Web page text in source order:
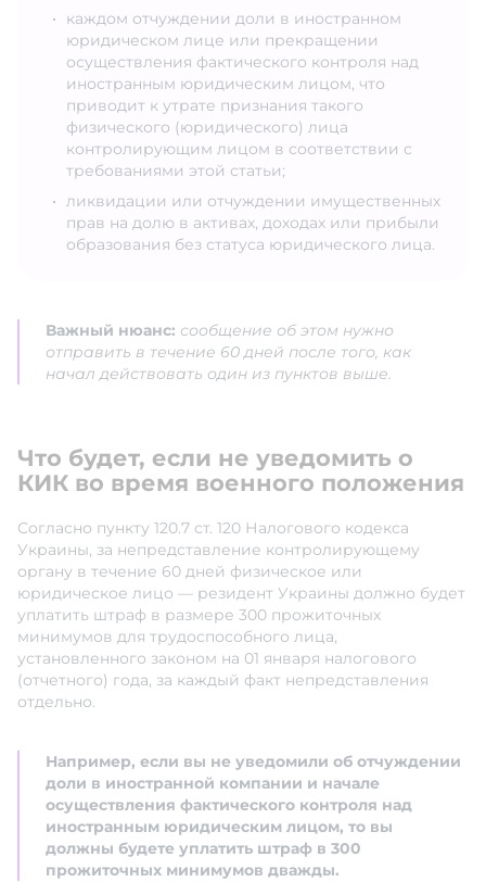
каждом отчуждении доли в иностранном
юридическом лице или прекращении
осуществления фактического контроля над
иностранным юридическим лицом, что
приводит к утрате признания такого
физического (юридического) лица
контролирующим лицом в соответствии с
требованиями этой статьи;
ликвидации или отчуждении имущественных
прав на долю в активах, доходах или прибыли
образования без статуса юридического лица.
Важный нюанс: сообщение об этом нужно
отправить в течение 60 дней после того, как
начал действовать один из пунктов выше.
Что будет, если не уведомить о
КИК во время военного положения
Согласно пункту 120.7 ст. 120 Налогового кодекса
Украины, за непредставление контролирующему
органу в течение 60 дней физическое или
юридическое лицо — резидент Украины должно будет
уплатить штраф в размере 300 прожиточных
минимумов для трудоспособного лица,
установленного законом на 01 января налогового
(отчетного) года, за каждый факт непредставления
отдельно.
Например, если вы не уведомили об отчуждении
доли в иностранной компании и начале
осуществления фактического контроля над
иностранным юридическим лицом, то вы
должны будете уплатить штраф в 300
прожиточных минимумов дважды.